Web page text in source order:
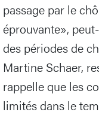
passage par le
éprouvante»,
des périodes de
Martine Schaer,
rappelle que les
limités dans le